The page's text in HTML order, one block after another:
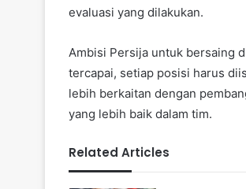
evaluasi yang dilakukan.
Ambisi Persija untuk bersaing
tercapai, setiap posisi harus
lebih berkaitan dengan
yang lebih baik dalam tim.
Related Articles